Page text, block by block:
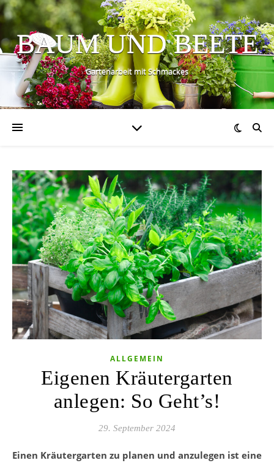
BAUM UND BEETE
Gartenarbeit mit Schmackes
ALLGEMEIN
Eigenen Kräutergarten
anlegen: So Geht’s!
29. September 2024
Einen Kräutergarten zu planen und anzulegen ist eine